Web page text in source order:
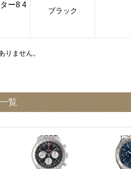
ー8 4
ブラック
ません。
覧